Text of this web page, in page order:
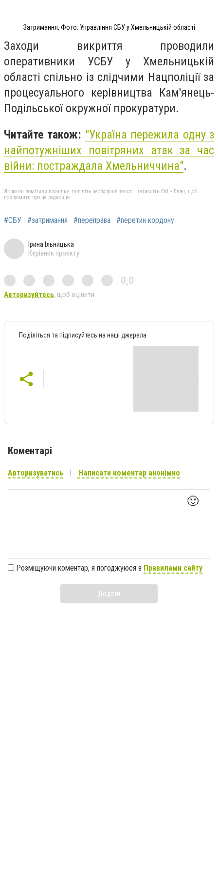
Затримання, Фото: Управління СБУ у Хмельницькій області
Заходи викриття проводили
оперативники УСБУ у Хмельницькій
області спільно із слідчими Нацполіції за
процесуального керівництва Кам'янець-
Подільської окружної прокуратури.
Читайте також: "Україна пережила одну з
найпотужніших повітряних атак за час
війни: постраждала Хмельниччина".
Якщо ви помітили помилку, виділіть необхідний текст і натисніть Ctrl + Enter, щоб
повідомити про це редакцію
#СБУ #затримання #переправа #перетин кордону
Ірина Ільницька
Керівник проєкту
0,0
Авторизуйтесь, щоб оцінити
Поділіться та підписуйтесь на наші джерела
Коментарі
Авторизуватись Написати коментар анонімно
🙂
Розміщуючи коментар, я погоджуюся з Правилами сайту
Додати